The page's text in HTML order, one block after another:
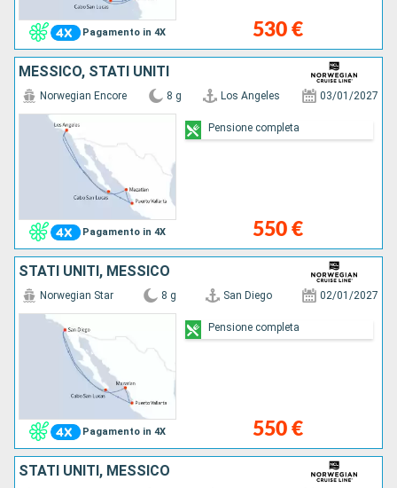
Pagamento in 4X 530 €
MESSICO, STATI UNITI
Pagamento in 4X
Norwegian Encore 8 g Los Angeles 03/01/2027
550 €
Pensione completa
STATI UNITI, MESSICO
Pagamento in 4X
Norwegian Star 8 g San Diego 02/01/2027
550 €
Pensione completa
STATI UNITI, MESSICO